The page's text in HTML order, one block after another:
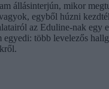
állásinterjún, mikor
egyből húzni
az Eduline-nak egy
egyedi: több levelezős